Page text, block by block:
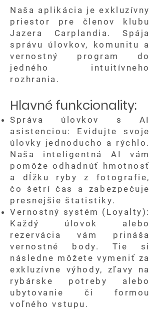
Naša aplikácia je exkluzívny
priestor pre členov klubu
Jazera Carplandia. Spája
správu úlovkov, komunitu a
vernostný program do
jedného intuitívneho
rozhrania.
Hlavné funkcionality:
Správa úlovkov s AI
asistenciou: Evidujte svoje
úlovky jednoducho a rýchlo.
Naša inteligentná AI vám
pomôže odhadnúť hmotnosť
a dĺžku ryby z fotografie,
čo šetrí čas a zabezpečuje
presnejšie štatistiky.
Vernostný systém (Loyalty):
Každý úlovok alebo
rezervácia vám prináša
vernostné body. Tie si
následne môžete vymeniť za
exkluzívne výhody, zľavy na
rybárske potreby alebo
ubytovanie či formou
voľného vstupu.